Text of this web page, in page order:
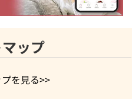
ップ
を見る>>